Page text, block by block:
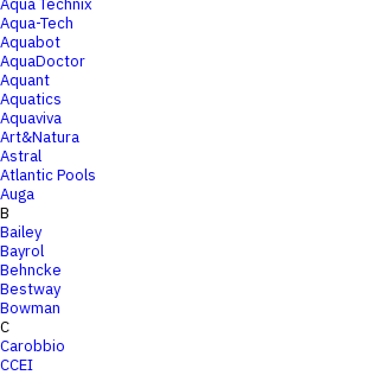
Aqua Technix
Aqua-Tech
Aquabot
AquaDoctor
Aquant
Aquatics
Aquaviva
Art&Natura
Astral
Atlantic Pools
Auga
B
Bailey
Bayrol
Behncke
Bestway
Bowman
C
Carobbio
CCEI